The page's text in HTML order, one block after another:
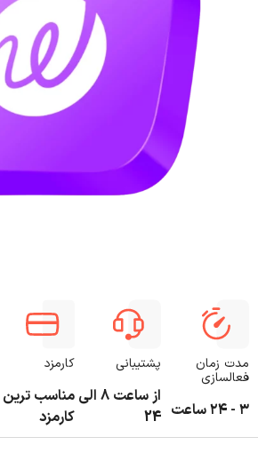
مدت زمان
فعالسازی
۳ - ۲۴ ساعت
پشتیبانی
از ساعت 8 الی
24
کارمزد
مناسب ترین
کارمزد